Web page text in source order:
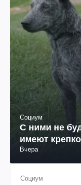
Социум
С ними не
имеют
Вчера
Социум